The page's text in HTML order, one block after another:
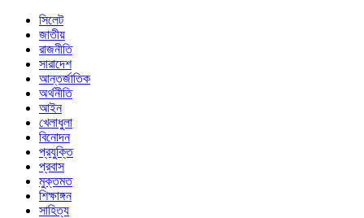
সিলেট
জাতীয়
রাজনীতি
সারাদেশ
আন্তর্জাতিক
অর্থনীতি
আইন
খেলাধুলা
বিনোদন
প্রযুক্তি
প্রবাস
মুক্তমত
শিক্ষাঙ্গন
সাহিত্য